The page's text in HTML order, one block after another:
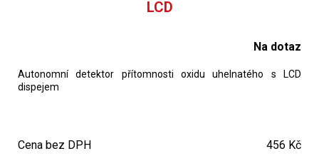
LCD
Na dotaz
Autonomní detektor přítomnosti oxidu uhelnatého s LCD
dispejem
Cena bez DPH 456 Kč